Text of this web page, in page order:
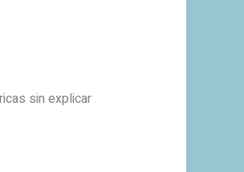
sin explicar